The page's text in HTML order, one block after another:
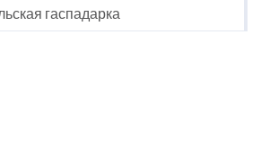
гаспадарка